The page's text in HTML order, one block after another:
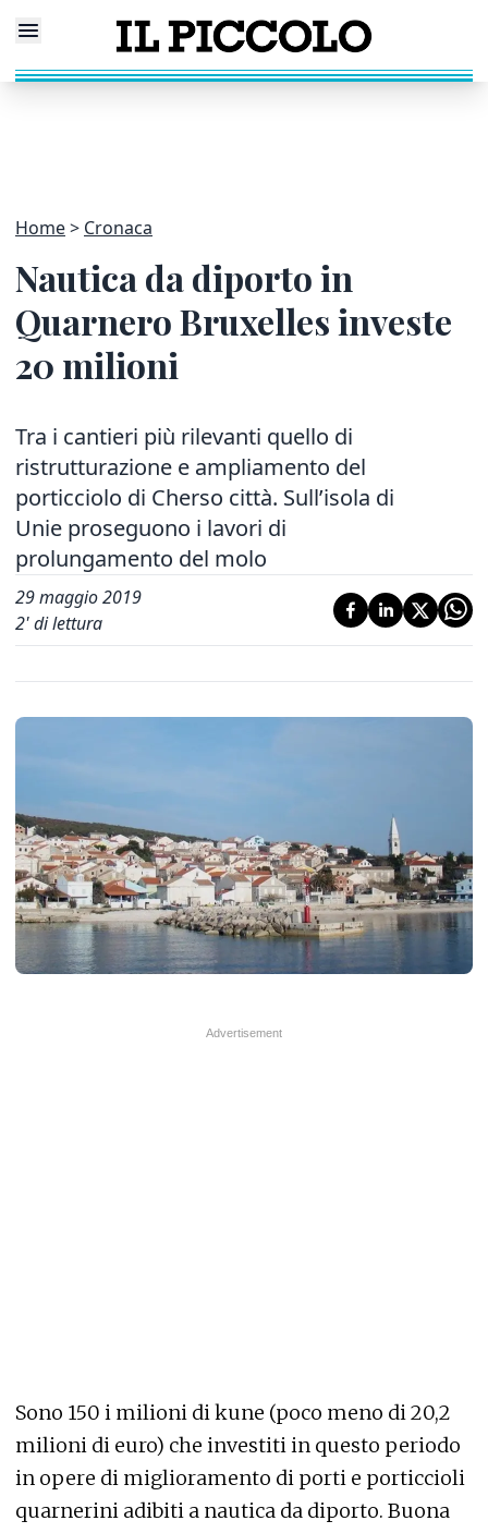
Home Cronaca
Nautica da diporto in
Quarnero Bruxelles investe
20 milioni
Tra i cantieri più rilevanti quello di
ristrutturazione e ampliamento del
porticciolo di Cherso città. Sull’isola di
Unie proseguono i lavori di
prolungamento del molo
29 maggio 2019
2' di lettura
Sono 150 i milioni di kune (poco meno di 20,2
milioni di euro) che investiti in questo periodo
in opere di miglioramento di porti e porticcioli
quarnerini adibiti a nautica da diporto. Buona